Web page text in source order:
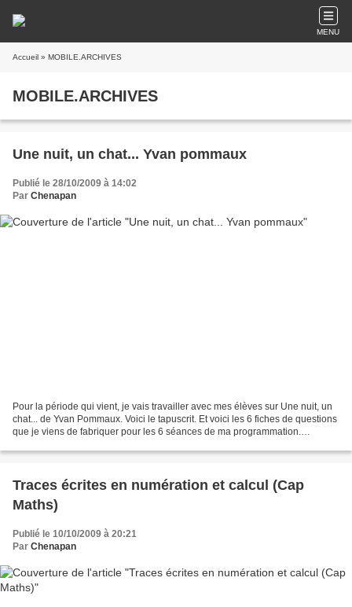
MENU
Accueil » MOBILE.ARCHIVES
MOBILE.ARCHIVES
Une nuit, un chat... Yvan pommaux
Publié le 28/10/2009 à 14:02
Par Chenapan
Pour la période qui vient, je vais travailler avec mes élèves sur Une nuit, un
chat... de Yvan Pommaux. Voici le tapuscrit. Et voici les 6 fiches de questions
que je viens de fabriquer pour les 6 séances de ma programmation.
Traces écrites en numération et calcul (Cap
Maths)
Publié le 10/10/2009 à 20:21
Par Chenapan